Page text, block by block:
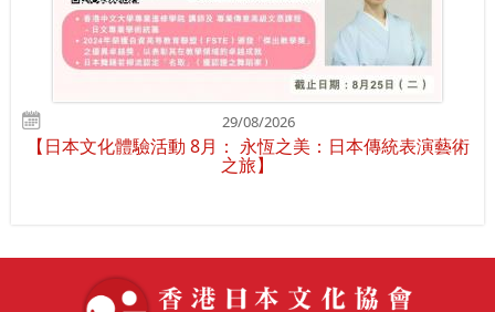
29/08/2026
【日本文化體驗活動 8月： 永恆之美：日本傳統表演藝術
之旅】